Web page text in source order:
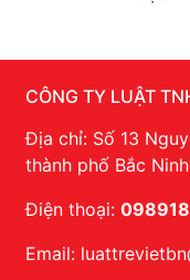
CÔNG TY LUẬT
Địa chỉ: Số 13
thành phố Bắc
Điện thoại:
Email: